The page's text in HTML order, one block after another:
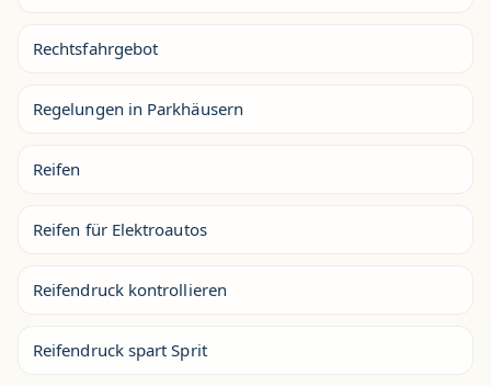
Rechtsfahrgebot
Regelungen in Parkhäusern
Reifen
Reifen für Elektroautos
Reifendruck kontrollieren
Reifendruck spart Sprit